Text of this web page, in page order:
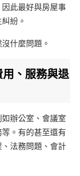
此最好與房屋事
紛。
什麼問題。
、服務與退
辦公室、會議室
。有的甚至還有
法務問題、會計